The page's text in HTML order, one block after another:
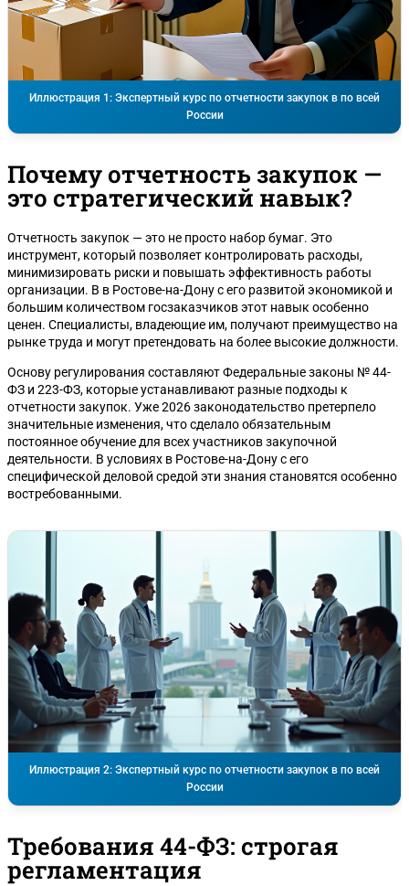
Иллюстрация 1: Экспертный курс по отчетности закупок в по всей
России
Почему отчетность закупок —
это стратегический навык?
Отчетность закупок — это не просто набор бумаг. Это
инструмент, который позволяет контролировать расходы,
минимизировать риски и повышать эффективность работы
организации. В в Ростове-на-Дону с его развитой экономикой и
большим количеством госзаказчиков этот навык особенно
ценен. Специалисты, владеющие им, получают преимущество на
рынке труда и могут претендовать на более высокие должности.
Основу регулирования составляют Федеральные законы № 44-
ФЗ и 223-ФЗ, которые устанавливают разные подходы к
отчетности закупок. Уже 2026 законодательство претерпело
значительные изменения, что сделало обязательным
постоянное обучение для всех участников закупочной
деятельности. В условиях в Ростове-на-Дону с его
специфической деловой средой эти знания становятся особенно
востребованными.
Иллюстрация 2: Экспертный курс по отчетности закупок в по всей
России
Требования 44-ФЗ: строгая
регламентация